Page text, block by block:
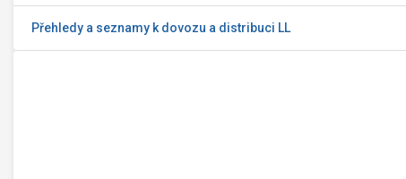
Přehledy a seznamy k dovozu a distribuci LL